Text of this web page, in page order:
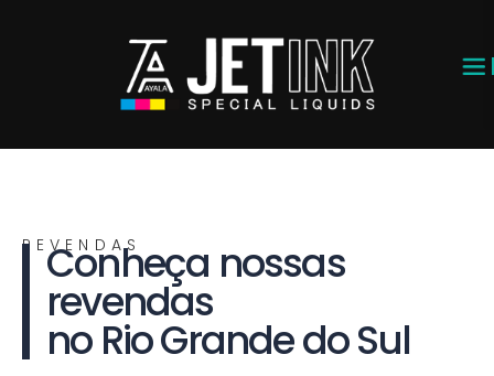
REVENDAS
Conheça nossas
revendas
no Rio Grande do Sul